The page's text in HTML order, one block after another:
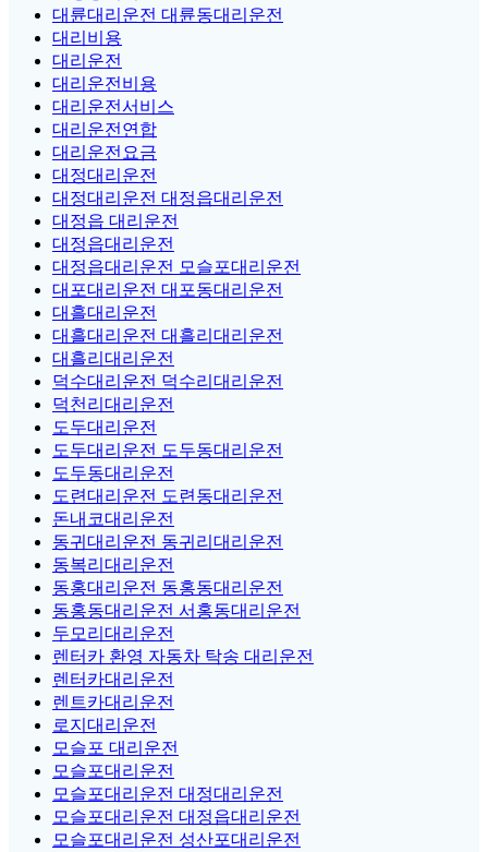
대륜대리운전 대륜동대리운전
대리비용
대리운전
대리운전비용
대리운전서비스
대리운전연합
대리운전요금
대정대리운전
대정대리운전 대정읍대리운전
대정읍 대리운전
대정읍대리운전
대정읍대리운전 모슬포대리운전
대포대리운전 대포동대리운전
대흘대리운전
대흘대리운전 대흘리대리운전
대흘리대리운전
덕수대리운전 덕수리대리운전
덕천리대리운전
도두대리운전
도두대리운전 도두동대리운전
도두동대리운전
도련대리운전 도련동대리운전
돈내코대리운전
동귀대리운전 동귀리대리운전
동복리대리운전
동홍대리운전 동홍동대리운전
동홍동대리운전 서홍동대리운전
두모리대리운전
렌터카 환영 자동차 탁송 대리운전
렌터카대리운전
렌트카대리운전
로지대리운전
모슬포 대리운전
모슬포대리운전
모슬포대리운전 대정대리운전
모슬포대리운전 대정읍대리운전
모슬포대리운전 성산포대리운전